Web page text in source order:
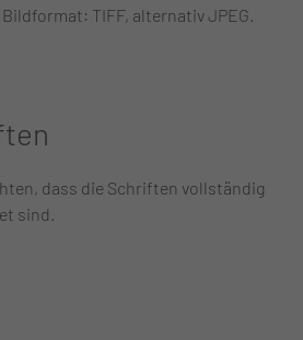
TIFF, alternativ JPEG.
dass die Schriften vollständig
sind.